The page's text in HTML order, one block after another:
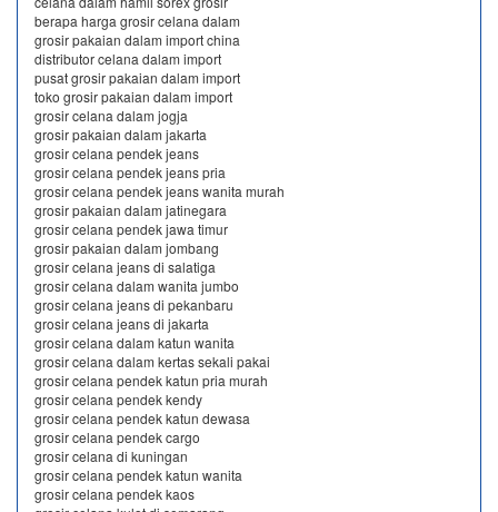
berapa harga grosir celana dalam
grosir pakaian dalam import china
distributor celana dalam import
pusat grosir pakaian dalam import
toko grosir pakaian dalam import
grosir celana dalam jogja
grosir pakaian dalam jakarta
grosir celana pendek jeans
grosir celana pendek jeans pria
grosir celana pendek jeans wanita murah
grosir pakaian dalam jatinegara
grosir celana pendek jawa timur
grosir pakaian dalam jombang
grosir celana jeans di salatiga
grosir celana dalam wanita jumbo
grosir celana jeans di pekanbaru
grosir celana jeans di jakarta
grosir celana dalam katun wanita
grosir celana dalam kertas sekali pakai
grosir celana pendek katun pria murah
grosir celana pendek kendy
grosir celana pendek katun dewasa
grosir celana pendek cargo
grosir celana di kuningan
grosir celana pendek katun wanita
grosir celana pendek kaos